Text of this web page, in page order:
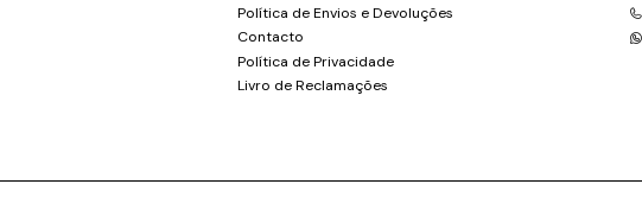
Política de Envios e Devoluções
Contacto
Política de Privacidade
Livro de Reclamações